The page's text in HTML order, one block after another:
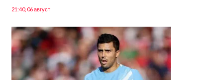
21:40, 06 август